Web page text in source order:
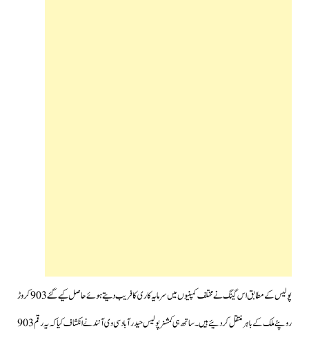
پولیس کےمطابق اس گینگ نےمختلف کمپنیوں میں سرمایہ کاری کا فریب دیتے ہوئے حاصل کیے گئے 903 کروڑ
روپئے ملک کےباہرمنتقل کر دئیے ہیں۔ساتھ ہی کمشنر پولیس حیدرآباد سی وی آنند نے انکشاف کیا کہ یہ رقم 903